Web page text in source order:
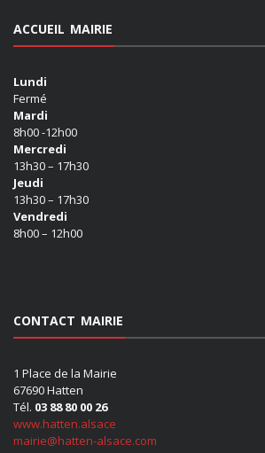
ACCUEIL MAIRIE
Lundi
Fermé
Mardi
8h00 -12h00
Mercredi
13h30 – 17h30
Jeudi
13h30 – 17h30
Vendredi
8h00 – 12h00
CONTACT MAIRIE
1 Place de la Mairie
67690 Hatten
Tél. 03 88 80 00 26
www.hatten.alsace
mairie@hatten-alsace.com